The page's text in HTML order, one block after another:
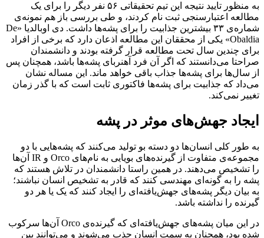
به منظور تایید نتیجه این تیم تحقیقاتی ۵۶ نفر دیگر را برای یک
مطالعه اعتبارسنجی ثبت نام کردند، و طی بررسی باز هم نمونه‌ی
شماره‌ی ۳۳ بیشترین جذابیت را برای پشه‌ها داشت. دی اوبالدیا «De
Obaldia» یکی از محققان این مطالعه اذعان دارد که برخی از افراد
برای چندین سال تحت مطالعه قرار گرفته بودند و دانشمندان
صراحتا می‌دانستند که اگر آن فرد آهنربای پشه‌ها باشد، همچنان پس
از سال‌ها برای پشه‌ها جذاب باقی خواهد ماند. این مساله نشان
می‌داد که جذابیت برای پشه‌ها فاکتوری ثابت است که با گذر زمان
تغییر نمی‌کند.
ایجاد جهش‌های موثر در پشه
به طور کلی انسان‌ها دو دسته بو تولید می‌کنند که پشه‌هایی با دو
مجموعه‌ی متفاوت از گیرنده‌های بویایی به نام‌های Orco و IR آن‌ها
را تشخیص می‌دهند. در همین راستا دانشمندان در تلاش هستند که
پشه‌ را به گونه‌ای مهندسی کنند که قادر به تشخیص انسان نباشند؛
به بیان دیگر پشه‌های جهش‌یافته‌ای را ایجاد کنند که یک یا هر دو
گیرنده را نداشته باشد.
در این میان پشه‌های جهش‌یافته‌ای که گیرنده‌ی Orco آن‌ها سرکوب
شده بود، همچنان به سمت انسان جذب می‌شوند و می‌توانند بین